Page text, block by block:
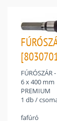
FÚRÓSZÁR
6 x 400 mm
PREMIUM
1 db /
fafúró